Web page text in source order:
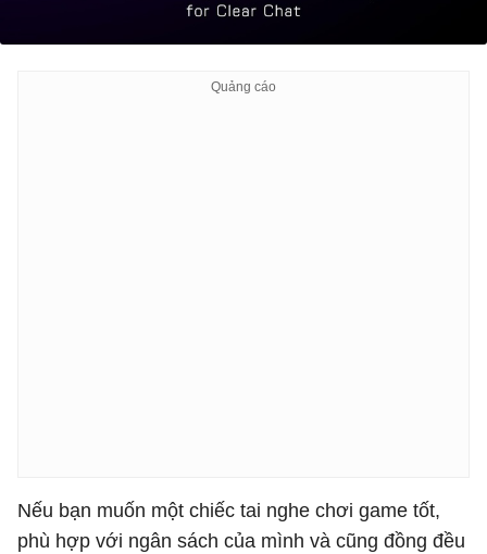
Nếu bạn muốn một chiếc tai nghe chơi game tốt,
phù hợp với ngân sách của mình và cũng đồng đều